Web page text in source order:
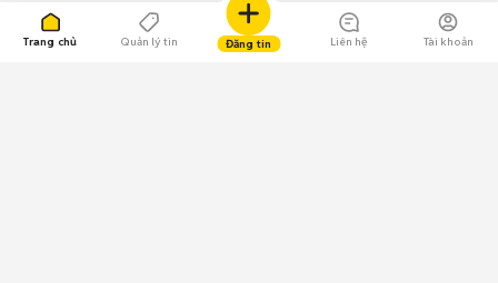
Trang chủ Quản lý tin Đăng tin Liên hệ Tài khoản